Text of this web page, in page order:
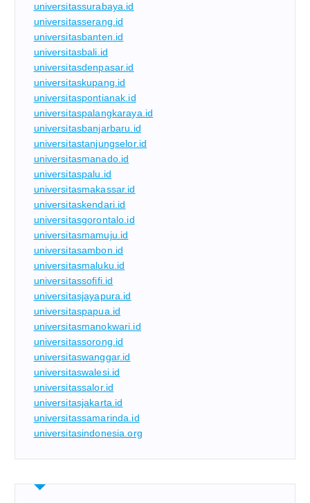
universitassurabaya.id
universitasserang.id
universitasbanten.id
universitasbali.id
universitasdenpasar.id
universitaskupang.id
universitaspontianak.id
universitaspalangkaraya.id
universitasbanjarbaru.id
universitastanjungselor.id
universitasmanado.id
universitaspalu.id
universitasmakassar.id
universitaskendari.id
universitasgorontalo.id
universitasmamuju.id
universitasambon.id
universitasmaluku.id
universitassofifi.id
universitasjayapura.id
universitaspapua.id
universitasmanokwari.id
universitassorong.id
universitaswanggar.id
universitaswalesi.id
universitassalor.id
universitasjakarta.id
universitassamarinda.id
universitasindonesia.org